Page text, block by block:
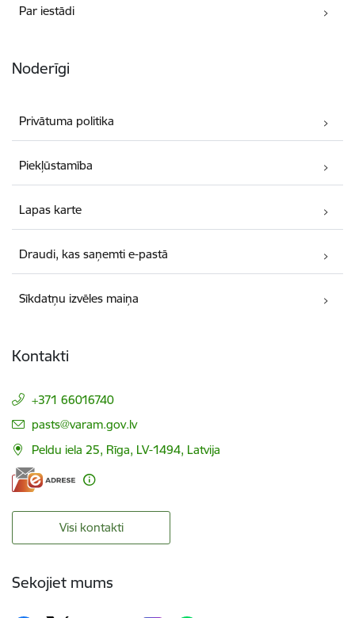
Par iestādi
Noderīgi
Privātuma politika
Piekļūstamība
Lapas karte
Draudi, kas saņemti e-pastā
Sīkdatņu izvēles maiņa
Kontakti
+371 66016740
E-pasts:
pasts@varam.gov.lv
Peldu iela 25, Rīga, LV-1494, Latvija
Visi kontakti
Sekojiet mums